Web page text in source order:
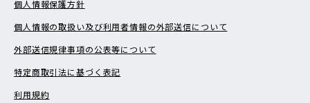
個人情報保護方針
個人情報の取扱い及び利用者情報の外部送信について
外部送信規律事項の公表等について
特定商取引法に基づく表記
利用規約